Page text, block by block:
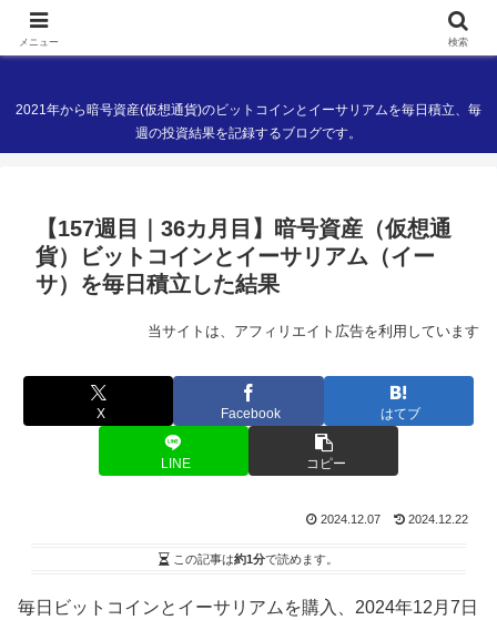
現役ITエンジニアの暗号資産(仮想通貨)ブログ
2021年から暗号資産(仮想通貨)のビットコインとイーサリアムを毎日積立、毎
週の投資結果を記録するブログです。
【157週目｜36カ月目】暗号資産（仮想通
貨）ビットコインとイーサリアム（イー
サ）を毎日積立した結果
当サイトは、アフィリエイト広告を利用しています
X Facebook はてブ
LINE コピー
2024.12.07 2024.12.22
この記事は約1分で読めます。
毎日ビットコインとイーサリアムを購入、2024年12月7日
メニュー 検索